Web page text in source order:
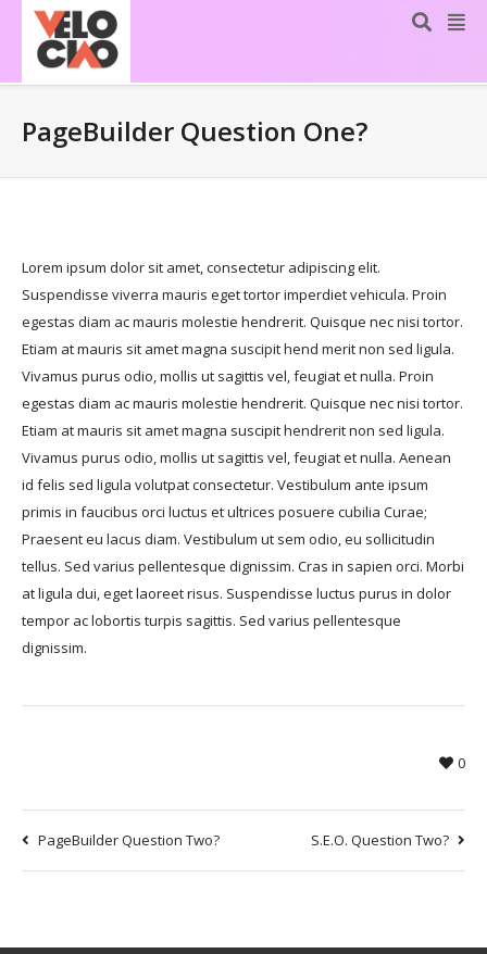
PageBuilder Question One?
Lorem ipsum dolor sit amet, consectetur adipiscing elit.
Suspendisse viverra mauris eget tortor imperdiet vehicula. Proin
egestas diam ac mauris molestie hendrerit. Quisque nec nisi tortor.
Etiam at mauris sit amet magna suscipit hend merit non sed ligula.
Vivamus purus odio, mollis ut sagittis vel, feugiat et nulla. Proin
egestas diam ac mauris molestie hendrerit. Quisque nec nisi tortor.
Etiam at mauris sit amet magna suscipit hendrerit non sed ligula.
Vivamus purus odio, mollis ut sagittis vel, feugiat et nulla. Aenean
id felis sed ligula volutpat consectetur. Vestibulum ante ipsum
primis in faucibus orci luctus et ultrices posuere cubilia Curae;
Praesent eu lacus diam. Vestibulum ut sem odio, eu sollicitudin
tellus. Sed varius pellentesque dignissim. Cras in sapien orci. Morbi
at ligula dui, eget laoreet risus. Suspendisse luctus purus in dolor
tempor ac lobortis turpis sagittis. Sed varius pellentesque
dignissim.
0
PageBuilder Question Two? S.E.O. Question Two?